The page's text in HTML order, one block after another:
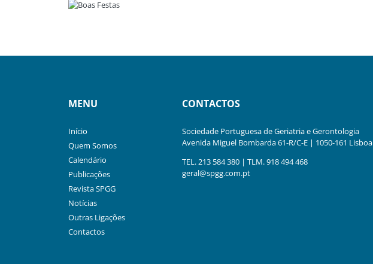
MENU
Início
Quem Somos
Calendário
Publicações
Revista SPGG
Notícias
Outras Ligações
Contactos
CONTACTOS
Sociedade Portuguesa de Geriatria e Gerontologia
Avenida Miguel Bombarda 61-R/C-E | 1050-161 Lisboa
TEL. 213 584 380 | TLM. 918 494 468
geral@spgg.com.pt